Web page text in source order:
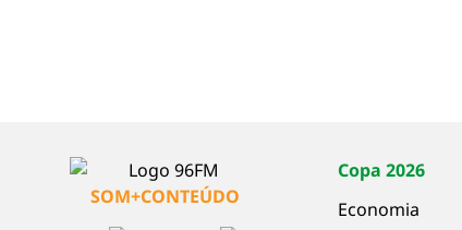
SOM+CONTEÚDO
Copa 2026
Economia